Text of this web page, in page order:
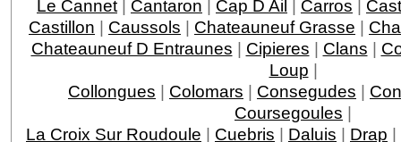
Le Cannet | Cantaron | Cap D Ail | Carros |
Castillon | Caussols | Chateauneuf Grasse |
Chateauneuf D Entraunes | Cipieres | Clans |
Loup |
Collongues | Colomars | Consegudes |
Coursegoules |
La Croix Sur Roudoule | Cuebris | Daluis | Drap |